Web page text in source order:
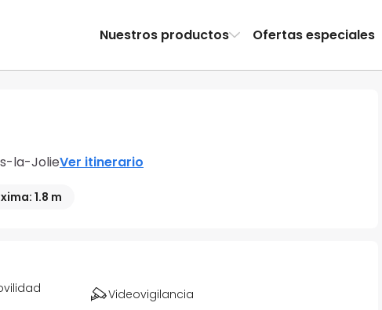
Nuestros productos Ofertas especiales
la-JolieVer itinerario
1.8 m
Videovigilancia